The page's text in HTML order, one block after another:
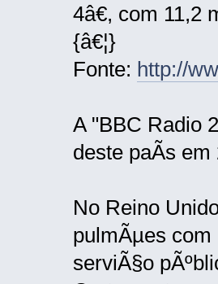
4â€, com 11,2
{â€¦}
Fonte: http://
A "BBC Radio
deste paÃ­s em
No Reino
pulmÃµes
serviÃ§o